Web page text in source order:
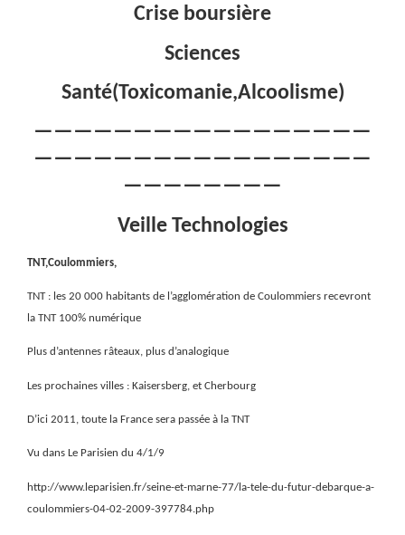
Crise boursière
Sciences
Santé(Toxicomanie,Alcoolisme)
—————————————————
—————————————————
————————
Veille Technologies
TNT,Coulommiers,
TNT : les 20 000 habitants de l’agglomération de Coulommiers recevront
la TNT 100% numérique
Plus d’antennes râteaux, plus d’analogique
Les prochaines villes : Kaisersberg, et Cherbourg
D’ici 2011, toute la France sera passée à la TNT
Vu dans Le Parisien du 4/1/9
http://www.leparisien.fr/seine-et-marne-77/la-tele-du-futur-debarque-a-
coulommiers-04-02-2009-397784.php